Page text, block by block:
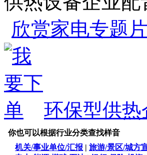
欣赏家电专题
环保型供
你也可以根据行业分类查找样音
机关/事业单位/汇报 | 旅游/景区/城方